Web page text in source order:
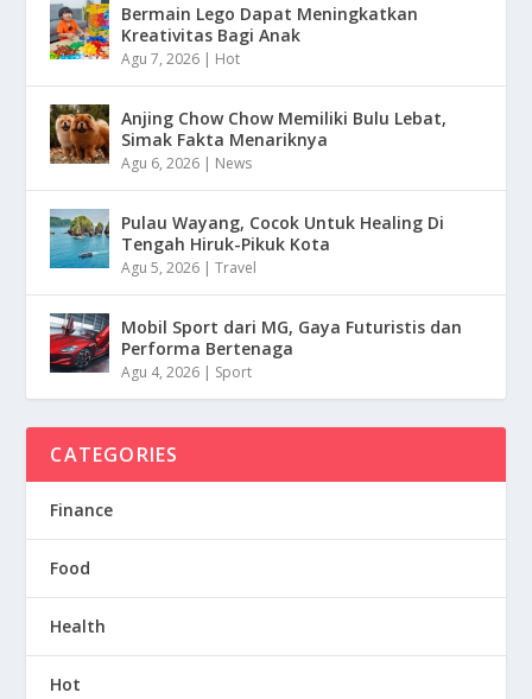
Bermain Lego Dapat Meningkatkan
Kreativitas Bagi Anak
Agu 7, 2026 | Hot
Anjing Chow Chow Memiliki Bulu Lebat,
Simak Fakta Menariknya
Agu 6, 2026 | News
Pulau Wayang, Cocok Untuk Healing Di
Tengah Hiruk-Pikuk Kota
Agu 5, 2026 |Travel
Mobil Sport dari MG, Gaya Futuristis dan
Performa Bertenaga
Agu 4, 2026 | Sport
CATEGORIES
Finance
Food
Health
Hot